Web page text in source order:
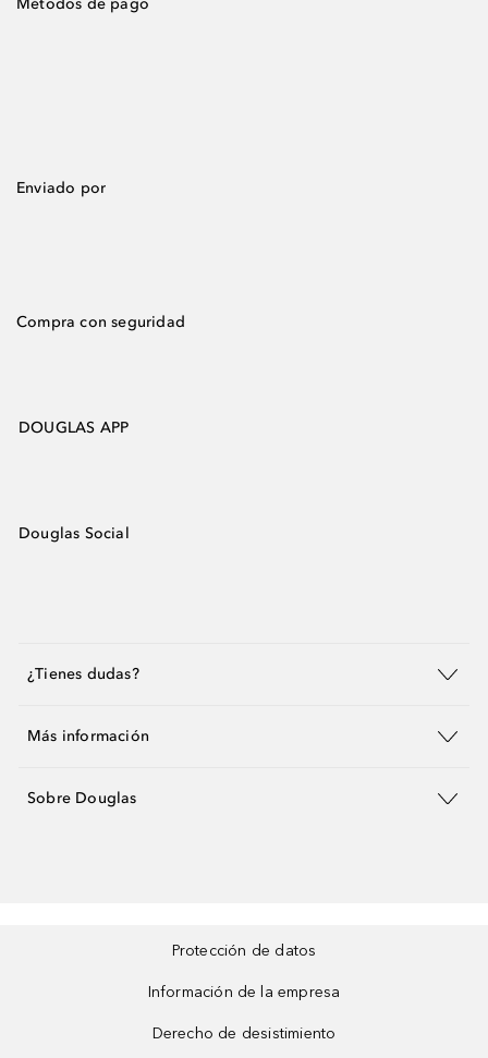
Métodos de pago
Enviado por
Compra con seguridad
DOUGLAS APP
Douglas Social
¿Tienes dudas?
Más información
Sobre Douglas
Protección de datos
Información de la empresa
Derecho de desistimiento